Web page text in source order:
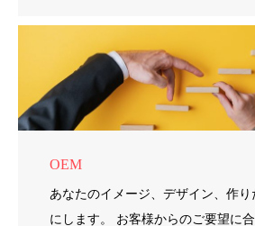
OEM
あなたのイメージ、デザイン、作
にします。 お客様からのご要望に合わせて、裏方と